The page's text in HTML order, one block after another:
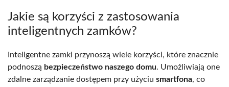
Jakie są korzyści z zastosowania
inteligentnych zamków?
Inteligentne zamki przynoszą wiele korzyści, które znacznie
podnoszą bezpieczeństwo naszego domu. Umożliwiają one
zdalne zarządzanie dostępem przy użyciu smartfona, co